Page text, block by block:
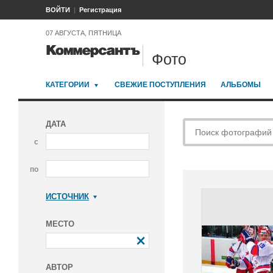
ВОЙТИ Регистрация
07 АВГУСТА, ПЯТНИЦА
Фото
КАТЕГОРИИ СВЕЖИЕ ПОСТУПЛЕНИЯ АЛЬБОМЫ
ДАТА
с
по
ИСТОЧНИК
МЕСТО
АВТОР